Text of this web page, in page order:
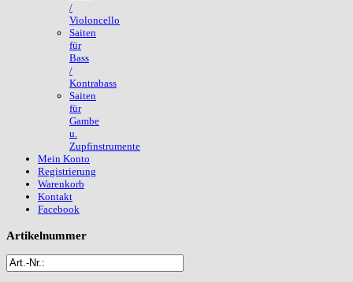
/
Violoncello
Saiten
für
Bass
/
Kontrabass
Saiten
für
Gambe
u.
Zupfinstrumente
Mein Konto
Registrierung
Warenkorb
Kontakt
Facebook
Artikelnummer